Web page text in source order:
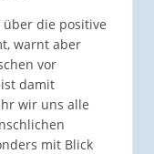
die positive
warnt aber
vor
ist damit
wir uns alle
mit Blick